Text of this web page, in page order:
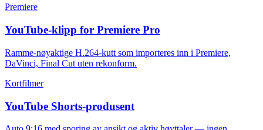
Premiere
YouTube-klipp for Premiere Pro
Ramme-nøyaktige H.264-kutt som importeres inn i Premiere,
DaVinci, Final Cut uten rekonform.
Kortfilmer
YouTube Shorts-produsent